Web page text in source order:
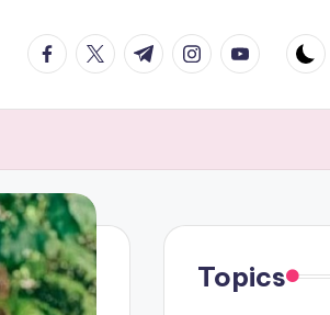
facebook.com
twitter.com
t.me instagram.com
youtube.com
Topics